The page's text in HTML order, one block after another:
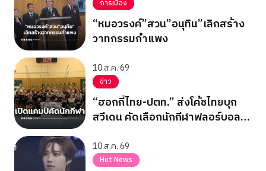
การเมือง
“หมอวรงค์”สวน”อนุทิน”เลิกสร้าง
วาทกรรมกำแพง
10 ส.ค. 69
ข่าว
“ฮอกกี้ไทย-ปตท.” ส่งโค้ชไทยบุก
สวีเดน คัดเลือกนักกีฬาฟลอร์บอล
10 ส.ค. 69
Hot News